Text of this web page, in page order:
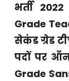
भर्ती
Grade
सेकंड ग्रेड
पदों पर
Grade